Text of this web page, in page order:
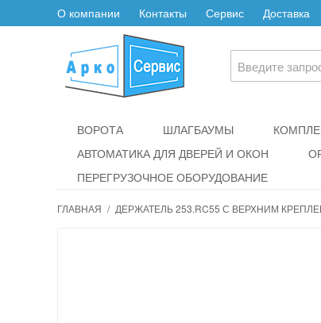
О компании Контакты Сервис Доставка
ВОРОТА ШЛАГБАУМЫ
АВТОМАТИКА ДЛЯ ДВЕРЕЙ И ОКОН
ПЕРЕГРУЗОЧНОЕ ОБОРУДОВАНИЕ
ГЛАВНАЯ / ДЕРЖАТЕЛЬ 253.RC55 С ВЕРХНИМ